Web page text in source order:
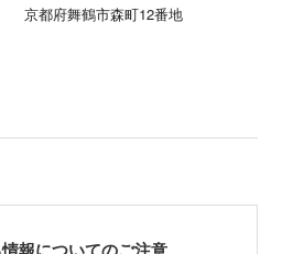
京都府舞鶴市森町12番地
報についてのご注意